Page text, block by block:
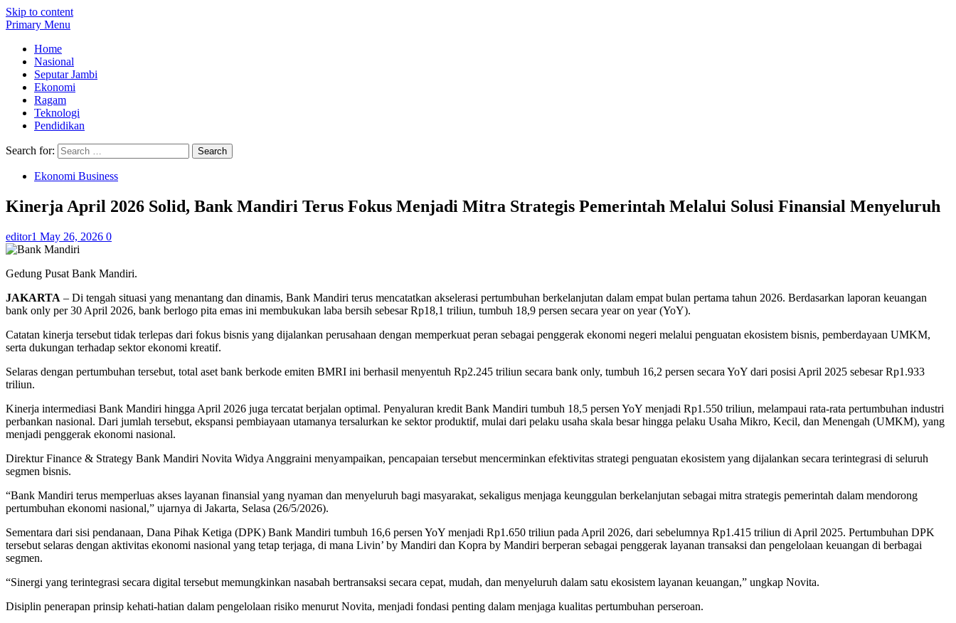
Skip to content
Primary Menu
Home
Nasional
Seputar Jambi
Ekonomi
Ragam
Teknologi
Pendidikan
Search for:
Ekonomi Business
Kinerja April 2026 Solid, Bank Mandiri Terus Fokus Menjadi Mitra Strategis Pemerintah Melalui Solusi Finansial Menyeluruh
editor1 May 26, 2026 0
Gedung Pusat Bank Mandiri.
JAKARTA – Di tengah situasi yang menantang dan dinamis, Bank Mandiri terus mencatatkan akselerasi pertumbuhan berkelanjutan dalam empat bulan pertama tahun 2026. Berdasarkan laporan keuangan
bank only per 30 April 2026, bank berlogo pita emas ini membukukan laba bersih sebesar Rp18,1 triliun, tumbuh 18,9 persen secara year on year (YoY).
Catatan kinerja tersebut tidak terlepas dari fokus bisnis yang dijalankan perusahaan dengan memperkuat peran sebagai penggerak ekonomi negeri melalui penguatan ekosistem bisnis, pemberdayaan UMKM,
serta dukungan terhadap sektor ekonomi kreatif.
Selaras dengan pertumbuhan tersebut, total aset bank berkode emiten BMRI ini berhasil menyentuh Rp2.245 triliun secara bank only, tumbuh 16,2 persen secara YoY dari posisi April 2025 sebesar Rp1.933
triliun.
Kinerja intermediasi Bank Mandiri hingga April 2026 juga tercatat berjalan optimal. Penyaluran kredit Bank Mandiri tumbuh 18,5 persen YoY menjadi Rp1.550 triliun, melampaui rata-rata pertumbuhan industri
perbankan nasional. Dari jumlah tersebut, ekspansi pembiayaan utamanya tersalurkan ke sektor produktif, mulai dari pelaku usaha skala besar hingga pelaku Usaha Mikro, Kecil, dan Menengah (UMKM), yang
menjadi penggerak ekonomi nasional.
Direktur Finance & Strategy Bank Mandiri Novita Widya Anggraini menyampaikan, pencapaian tersebut mencerminkan efektivitas strategi penguatan ekosistem yang dijalankan secara terintegrasi di seluruh
segmen bisnis.
“Bank Mandiri terus memperluas akses layanan finansial yang nyaman dan menyeluruh bagi masyarakat, sekaligus menjaga keunggulan berkelanjutan sebagai mitra strategis pemerintah dalam mendorong
pertumbuhan ekonomi nasional,” ujarnya di Jakarta, Selasa (26/5/2026).
Sementara dari sisi pendanaan, Dana Pihak Ketiga (DPK) Bank Mandiri tumbuh 16,6 persen YoY menjadi Rp1.650 triliun pada April 2026, dari sebelumnya Rp1.415 triliun di April 2025. Pertumbuhan DPK
tersebut selaras dengan aktivitas ekonomi nasional yang tetap terjaga, di mana Livin’ by Mandiri dan Kopra by Mandiri berperan sebagai penggerak layanan transaksi dan pengelolaan keuangan di berbagai
segmen.
“Sinergi yang terintegrasi secara digital tersebut memungkinkan nasabah bertransaksi secara cepat, mudah, dan menyeluruh dalam satu ekosistem layanan keuangan,” ungkap Novita.
Disiplin penerapan prinsip kehati-hatian dalam pengelolaan risiko menurut Novita, menjadi fondasi penting dalam menjaga kualitas pertumbuhan perseroan.